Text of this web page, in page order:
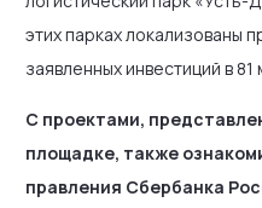
этих парках локализованы
заявленных инвестиций в
С проектами,
площадке, также
правления Сбербанка